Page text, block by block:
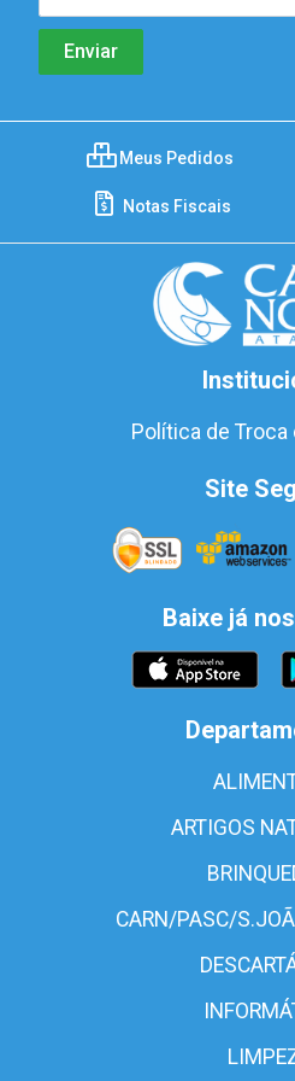
Meus Pedidos
Notas Fiscais
Política de Troca
Site
Baixe já
ARTIGOS
CARN/PASC/